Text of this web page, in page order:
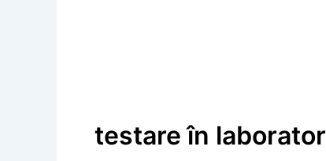
testare în laborator